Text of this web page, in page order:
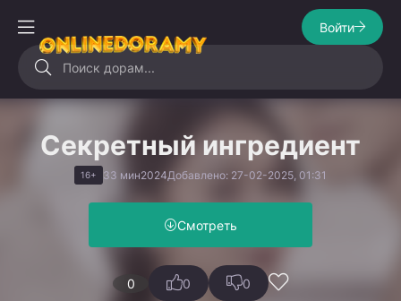
Войти
Секретный ингредиент
16+ 33 мин2024Добавлено: 27-02-2025, 01:31
Смотреть
0 0 0